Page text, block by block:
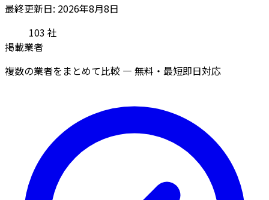
最終更新日: 2026年8月8日
103 社
掲載業者
複数の業者をまとめて比較 — 無料・最短即日対応